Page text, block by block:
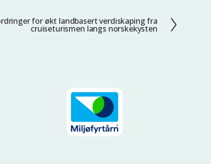
for økt landbasert verdiskaping fra
cruiseturismen langs norskekysten